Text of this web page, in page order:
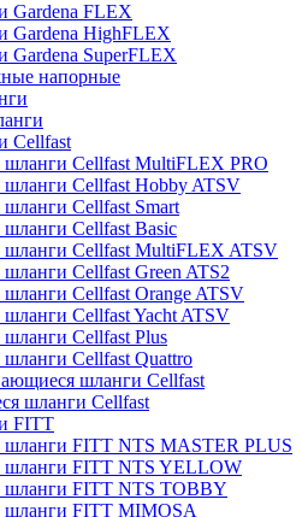
Gardena FLEX
Gardena HighFLEX
Gardena SuperFLEX
напорные
Cellfast
Cellfast MultiFLEX PRO
Cellfast Hobby ATSV
Cellfast Smart
Cellfast Basic
шланги Cellfast MultiFLEX ATSV
Cellfast Green ATS2
Cellfast Orange ATSV
Cellfast Yacht ATSV
Cellfast Plus
Cellfast Quattro
шланги Cellfast
шланги Cellfast
FITT
шланги FITT NTS MASTER PLUS
шланги FITT NTS YELLOW
шланги FITT NTS TOBBY
шланги FITT MIMOSA